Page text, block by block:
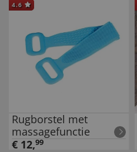
4.6
Rugborstel met
massagefunctie
€ 12,99